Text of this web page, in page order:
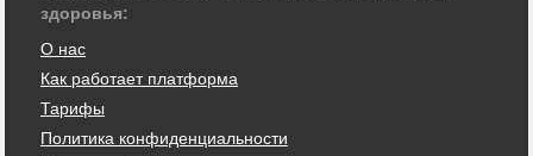
здоровья:
О нас
Как работает платформа
Тарифы
Политика конфиденциальности